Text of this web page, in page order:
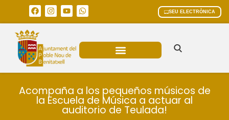
SEU ELECTRÒNICA
Acompaña a los pequeños músicos de
la Escuela de Música a actuar al
auditorio de Teulada!